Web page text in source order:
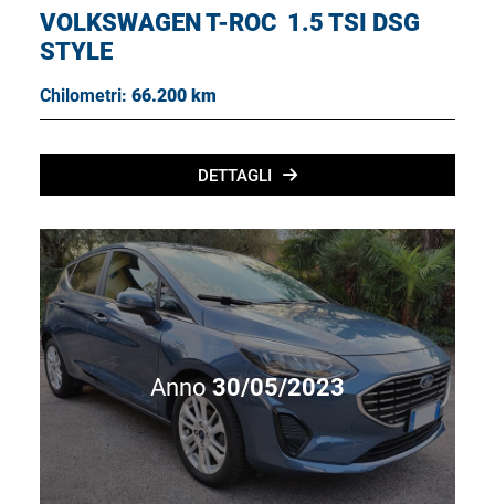
VOLKSWAGEN T-ROC 1.5 TSI DSG
STYLE
Chilometri: 66.200 km
DETTAGLI
Anno30/05/2023